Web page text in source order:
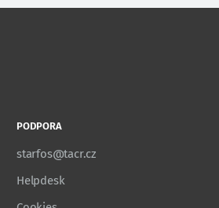
PODPORA
starfos@tacr.cz
Helpdesk